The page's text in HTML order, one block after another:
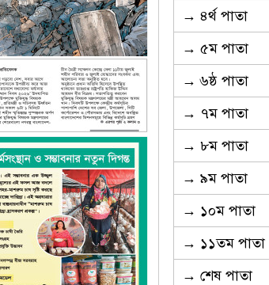
→ ৪র্থ পাতা
→ ৫ম পাতা
→ ৬ষ্ঠ পাতা
→ ৭ম পাতা
→ ৮ম পাতা
→ ৯ম পাতা
→ ১০ম পাতা
→ ১১তম পাতা
→ শেষ পাতা